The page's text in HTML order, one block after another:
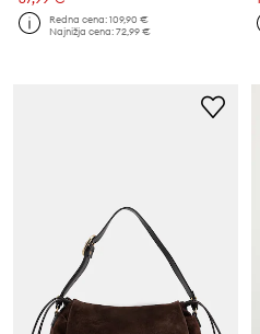
Redna cena:109,90 €
Najnižja cena:72,99 €